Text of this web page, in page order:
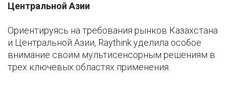
Центральной Азии
Ориентируясь на требования рынков Казахстана
и Центральной Азии, Raythink уделила особое
внимание своим мультисенсорным решениям в
трех ключевых областях применения.